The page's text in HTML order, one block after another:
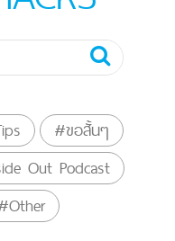
#ขอสั้นๆ
Out Podcast